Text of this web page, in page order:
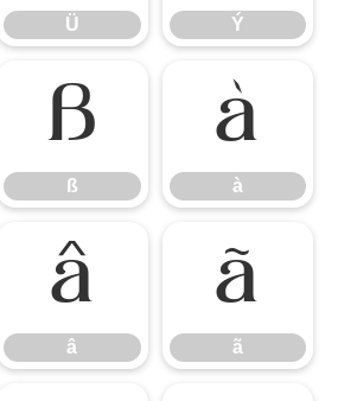
Ü Ý
ß
ß
à
à
â
â
ã
ã